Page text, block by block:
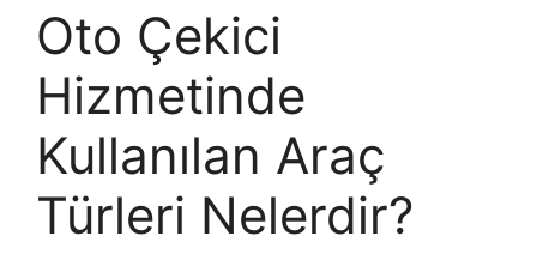
Oto Çekici
Hizmetinde
Kullanılan Araç
Türleri Nelerdir?